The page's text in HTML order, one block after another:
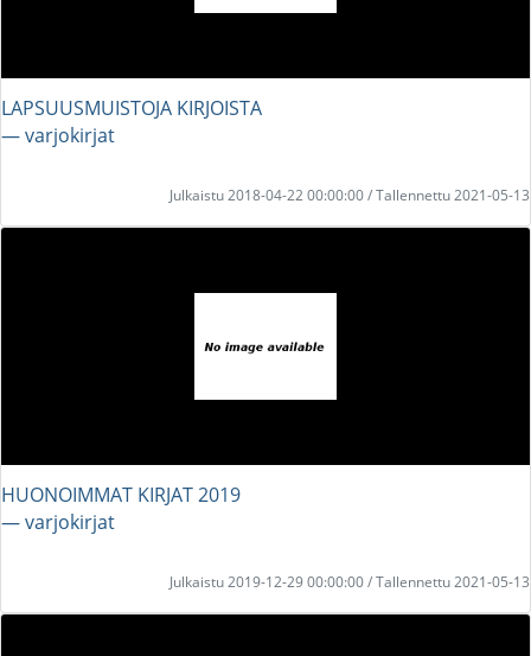
LAPSUUSMUISTOJA KIRJOISTA
― varjokirjat
Julkaistu 2018-04-22 00:00:00 / Tallennettu 2021-05-13
HUONOIMMAT KIRJAT 2019
― varjokirjat
Julkaistu 2019-12-29 00:00:00 / Tallennettu 2021-05-13